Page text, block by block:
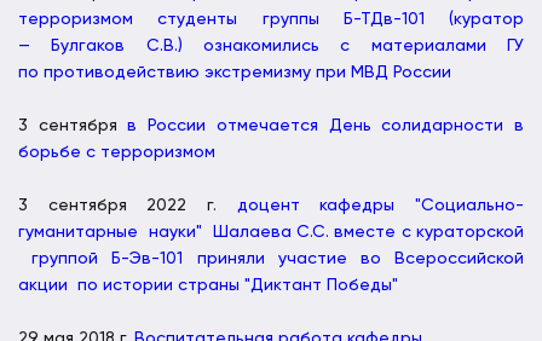
терроризмом студенты группы Б-ТДв-101 (куратор
— Булгаков С.В.) ознакомились с материалами ГУ
по противодействию экстремизму при МВД России
3 сентябряв России отмечается День солидарности в
борьбе с терроризмом
3 сентября 2022 г. доцент кафедры "Социально-
гуманитарные науки" Шалаева С.С. вместе с кураторской
группой Б-Эв-101 приняли участие во Всероссийской
акции по истории страны "Диктант Победы"